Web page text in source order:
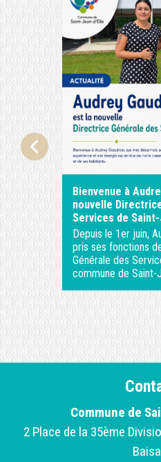
Bienvenue à
nouvelle
Services de
Depuis le 1er juin,
pris ses fonctions
Générale des
commune de Saint-
chevron_left
Commune de
2 Place de la 35ème